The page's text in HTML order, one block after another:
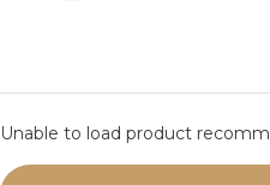
Unable to load product